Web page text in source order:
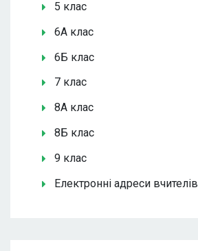
5 клас
6А клас
6Б клас
7 клас
8А клас
8Б клас
9 клас
Електронні адреси вчителів